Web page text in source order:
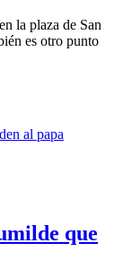
la plaza de San
es otro punto
que